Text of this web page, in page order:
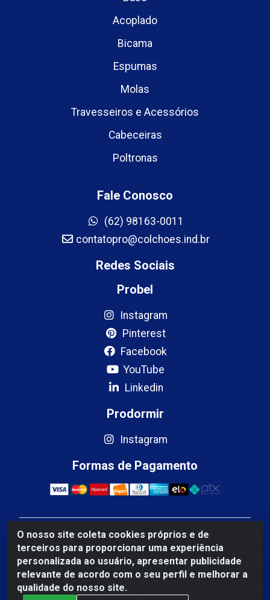
O nosso site coleta cookies próprios e de
terceiros para proporcionar uma experiência
personalizada ao usuário, apresentar publicidade
relevante de acordo com o seu perfil e melhorar a
qualidade do nosso site.
Acoplado
Bicama
Espumas
Molas
Travesseiros e Acessórios
Cabeceiras
Poltronas
Fale Conosco
(62) 98163-0011
contatopro@colchoes.ind.br
Redes Sociais
Probel
Instagram
Pinterest
Facebook
YouTube
Linkedin
Prodormir
Instagram
Formas de Pagamento
Mercosul Espumas Industriais LTDA - Rua 13, SN,
Quadra009 Lote 0007 - Polo Empresarial Goias - Etapa
IV - Aparecida de Goiânia/GO - CEP 74.985-113 - CNPJ
10.755.005/0001-88